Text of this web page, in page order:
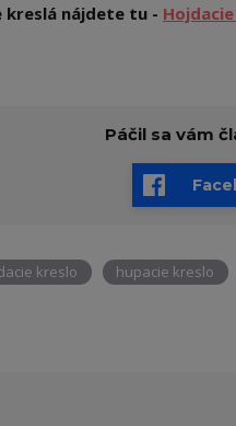
kreslá nájdete tu -
Páčil sa vám
kreslo hupacie kreslo